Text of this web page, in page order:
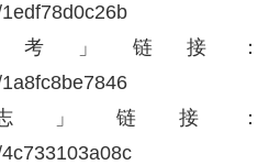
c26b
考」链接：
7846
」链接：
a08c